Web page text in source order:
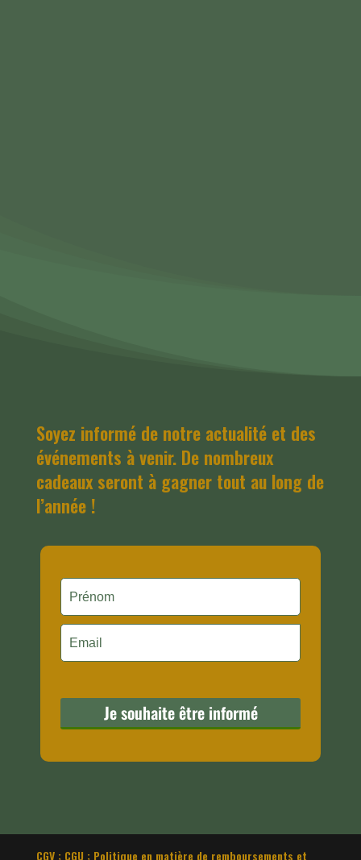
Soyez informé de notre actualité et des
événements à venir. De nombreux
cadeaux seront à gagner tout au long de
l’année !
CGV ; CGU ; Politique en matière de remboursements et